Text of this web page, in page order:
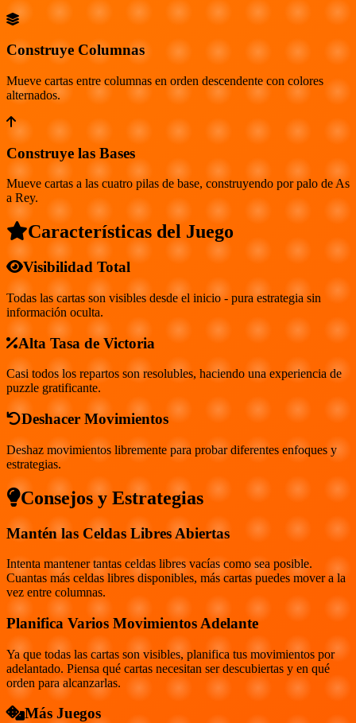
Construye Columnas
Mueve cartas entre columnas en orden descendente con colores
alternados.
Construye las Bases
Mueve cartas a las cuatro pilas de base, construyendo por palo de As
a Rey.
Características del Juego
Visibilidad Total
Todas las cartas son visibles desde el inicio - pura estrategia sin
información oculta.
Alta Tasa de Victoria
Casi todos los repartos son resolubles, haciendo una experiencia de
puzzle gratificante.
Deshacer Movimientos
Deshaz movimientos libremente para probar diferentes enfoques y
estrategias.
Consejos y Estrategias
Mantén las Celdas Libres Abiertas
Intenta mantener tantas celdas libres vacías como sea posible.
Cuantas más celdas libres disponibles, más cartas puedes mover a la
vez entre columnas.
Planifica Varios Movimientos Adelante
Ya que todas las cartas son visibles, planifica tus movimientos por
adelantado. Piensa qué cartas necesitan ser descubiertas y en qué
orden para alcanzarlas.
Más Juegos